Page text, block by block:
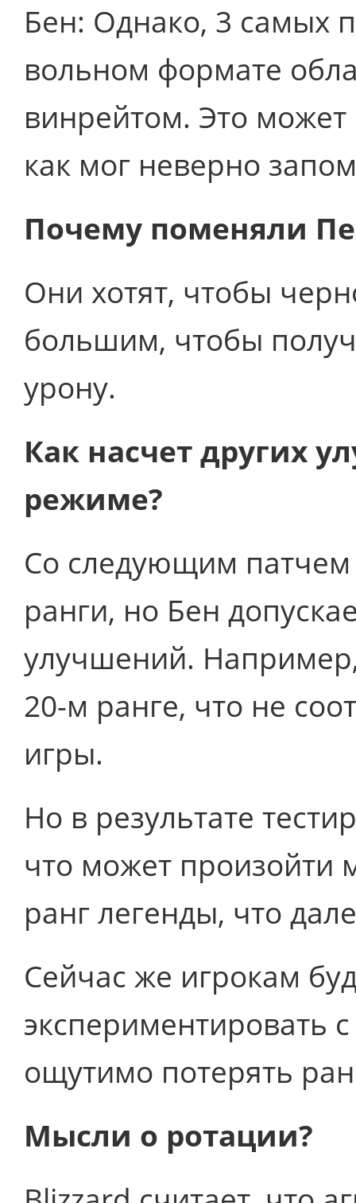
Бен: Однако, 3 самых
вольном формате
винрейтом. Это может
как мог неверно
Почему поменяли
Они хотят, чтобы
большим, чтобы
урону.
Как насчет других
режиме?
Со следующим
ранги, но Бен
улучшений. Например,
20-м ранге, что не
игры.
Но в результате
что может произойти
ранг легенды, что
Сейчас же игрокам
экспериментировать
ощутимо потерять
Мысли о ротации?